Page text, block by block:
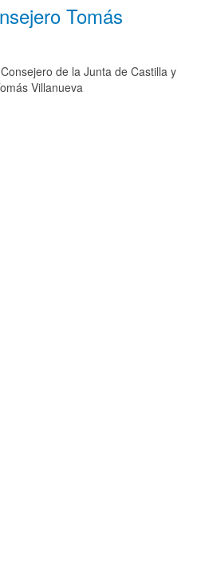
Tomás
de la Junta de Castilla y
Villanueva